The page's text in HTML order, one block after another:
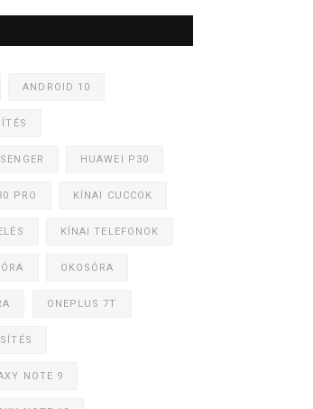
ANDROID 10
HUAWEI P30
PRO KÍNAI CUCCOK
KÍNAI TELEFONOK
OKOSÓRA
ONEPLUS 7T
NOTE 9